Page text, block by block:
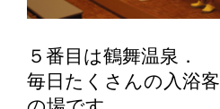
５番目は鶴舞温泉．
毎日たくさんの入浴